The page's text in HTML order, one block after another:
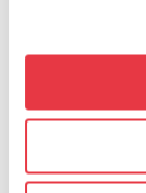
de mayo en
Porto,
conozca